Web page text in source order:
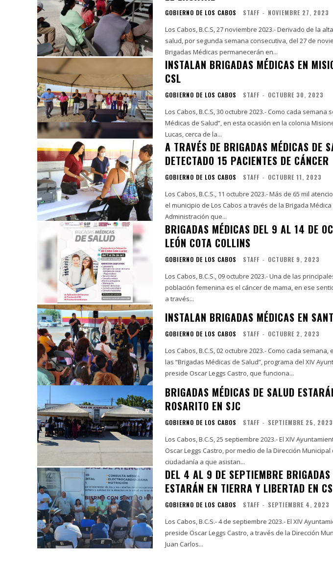
GOBIERNO DE LOS CABOS STAFF - NOVIEMBRE 27, 2023
Los Cabos, B.C.S, 27 noviembre 2023.- Derivado de la
salud, por segunda semana consecutiva, del 27 de
Brigadas Médicas permanecerán en...
INSTALAN BRIGADAS MÉDICAS EN
CSL
GOBIERNO DE LOS CABOS STAFF - OCTUBRE 30, 2023
Los Cabos, B.C.S, 30 octubre 2023.- Como cada semana
Médicas de Salud”, en esta ocasión en la colonia
Lucas, cerca de la...
A TRAVÉS DE BRIGADAS MÉDICAS DE
DETECTADO 15 PACIENTES DE CÁNCER
GOBIERNO DE LOS CABOS STAFF - OCTUBRE 11, 2023
Los Cabos, B.C.S., 11 octubre 2023.- Más de 65 mil
el municipio de Los Cabos a través de la Brigada
Administración que...
BRIGADAS MÉDICAS DEL 9 AL 14 DE
LEÓN COTA COLLINS
GOBIERNO DE LOS CABOS STAFF - OCTUBRE 9, 2023
Los Cabos, B.C.S., 09 octubre 2023.- Una de las
población femenina es el cáncer de mama, en ese
a través...
INSTALAN BRIGADAS MÉDICAS EN
GOBIERNO DE LOS CABOS STAFF - OCTUBRE 2, 2023
Los Cabos, B.C.S, 02 octubre 2023.- Como cada
las “Brigadas Médicas de Salud”, programa del XIV
preside Oscar Leggs Castro, que funciona...
BRIGADAS MÉDICAS DE SALUD
ROSARITO EN SJC
GOBIERNO DE LOS CABOS STAFF - SEPTIEMBRE 25, 2023
Los Cabos, B.C.S, 25 septiembre 2023.- El XIV
Oscar Leggs Castro, por medio de la Dirección
ciudadanía a que asistan...
DEL 4 AL 9 DE SEPTIEMBRE
ESTARÁN EN TIERRA Y LIBERTAD EN
GOBIERNO DE LOS CABOS STAFF - SEPTIEMBRE 4, 2023
Los Cabos, B.C.S.- 4 de septiembre 2023.- El XIV
preside Oscar Leggs Castro, a través de la Dirección
Juan Carlos...